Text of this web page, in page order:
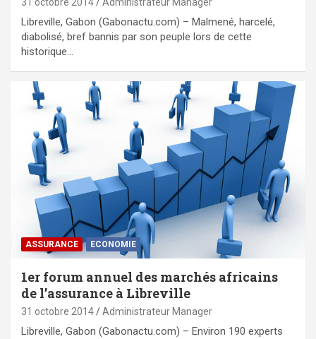
31 octobre 2014 Administrateur Manager
Libreville, Gabon (Gabonactu.com) – Malmené, harcelé,
diabolisé, bref bannis par son peuple lors de cette
historique…
ASSURANCE ECONOMIE
1er forum annuel des marchés africains
de l’assurance à Libreville
31 octobre 2014 Administrateur Manager
Libreville, Gabon (Gabonactu.com) – Environ 190 experts